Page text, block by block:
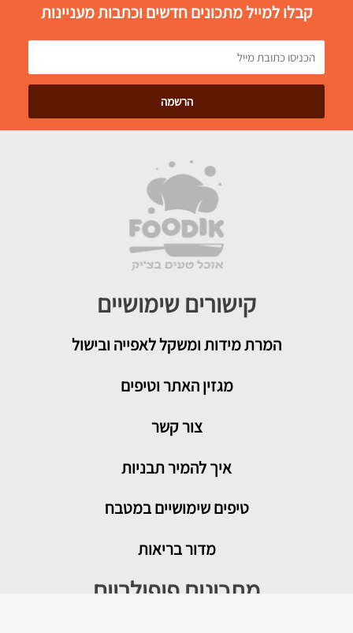
קבלו למייל מתכונים חדשים וכתבות מעניינות
קישורים שימושיים
המרת מידות ומשקל לאפייה ובישול
מגזין האתר וטיפים
צור קשר
איך להמיר תבניות
טיפים שימושיים במטבח
מדור בריאות
מתכונים פופולריים